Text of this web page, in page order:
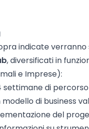
indicate verranno
, diversificati in
e Imprese):
settimane di
di business
del